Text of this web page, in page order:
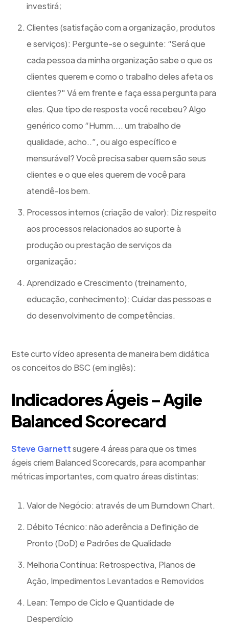
investirá;
Clientes (satisfação com a organização, produtos
e serviços): Pergunte-se o seguinte: “Será que
cada pessoa da minha organização sabe o que os
clientes querem e como o trabalho deles afeta os
clientes?" Vá em frente e faça essa pergunta para
eles. Que tipo de resposta você recebeu? Algo
genérico como “Humm…. um trabalho de
qualidade, acho..”, ou algo específico e
mensurável? Você precisa saber quem são seus
clientes e o que eles querem de você para
atendê-los bem.
Processos internos (criação de valor): Diz respeito
aos processos relacionados ao suporte à
produção ou prestação de serviços da
organização;
Aprendizado e Crescimento (treinamento,
educação, conhecimento): Cuidar das pessoas e
do desenvolvimento de competências.
Este curto vídeo apresenta de maneira bem didática
os conceitos do BSC (em inglês):
Indicadores Ágeis – Agile
Balanced Scorecard
Steve Garnettsugere 4 áreas para que os times
ágeis criem Balanced Scorecards, para acompanhar
métricas importantes, com quatro áreas distintas:
Valor de Negócio: através de um Burndown Chart.
Débito Técnico: não aderência a Definição de
Pronto (DoD) e Padrões de Qualidade
Melhoria Contínua: Retrospectiva, Planos de
Ação, Impedimentos Levantados e Removidos
Lean: Tempo de Ciclo e Quantidade de
Desperdício